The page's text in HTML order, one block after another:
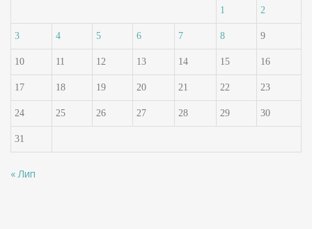
1 2
3 4 5 6 7 8 9
10 11 12 13 14 15 16
17 18 19 20 21 22 23
24 25 26 27 28 29 30
31
« Лип